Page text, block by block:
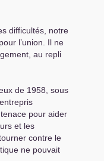
difficultés, notre
l’union. Il ne
au repli
de 1958, sous
pour aider
et les
contre le
ne pouvait